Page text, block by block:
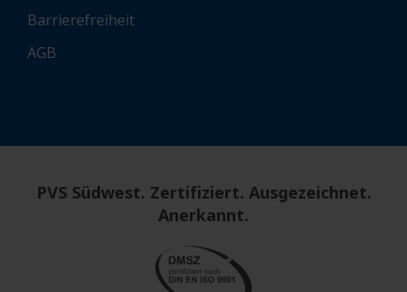
Barrierefreiheit
AGB
PVS Südwest. Zertifiziert. Ausgezeichnet.
Anerkannt.